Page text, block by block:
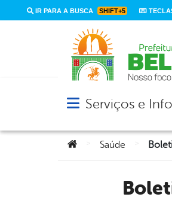
IR PARA A BUSCA SHIFT+5
Abrir menu principal
Serviços e
Você está aqui:
Saúde